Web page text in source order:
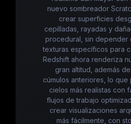
nuevo sombreador
crear superficies
cepilladas, rayadas y
procedural, sin depender
texturas específicos para
Redshift ahora renderiza
gran altitud, además
cúmulos anteriores, lo que
cielos más realistas con
flujos de trabajo
crear visualizaciones
más fácilmente, con